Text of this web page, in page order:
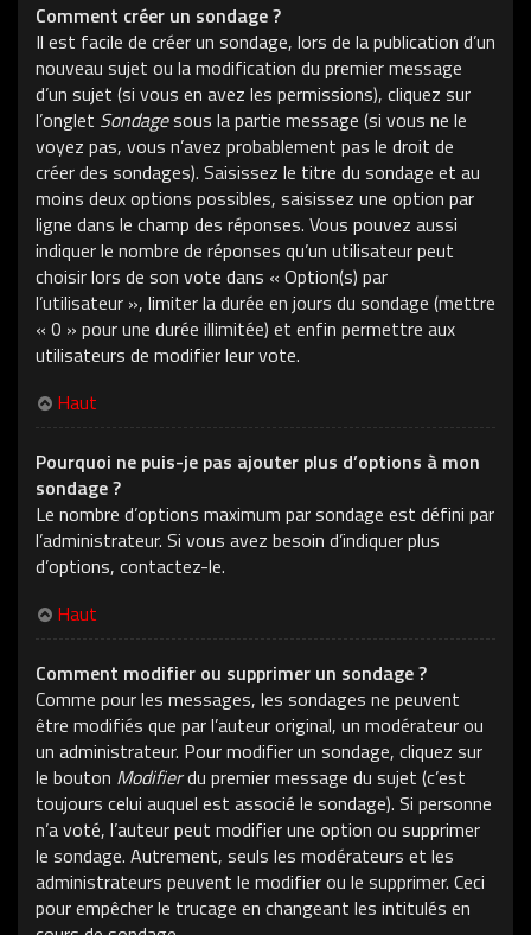
Comment créer un sondage ?
Il est facile de créer un sondage, lors de la publication d’un
nouveau sujet ou la modification du premier message
d’un sujet (si vous en avez les permissions), cliquez sur
l’onglet Sondagesous la partie message (si vous ne le
voyez pas, vous n’avez probablement pas le droit de
créer des sondages). Saisissez le titre du sondage et au
moins deux options possibles, saisissez une option par
ligne dans le champ des réponses. Vous pouvez aussi
indiquer le nombre de réponses qu’un utilisateur peut
choisir lors de son vote dans « Option(s) par
l’utilisateur », limiter la durée en jours du sondage (mettre
« 0 » pour une durée illimitée) et enfin permettre aux
utilisateurs de modifier leur vote.
Haut
Pourquoi ne puis-je pas ajouter plus d’options à mon
sondage ?
Le nombre d’options maximum par sondage est défini par
l’administrateur. Si vous avez besoin d’indiquer plus
d’options, contactez-le.
Haut
Comment modifier ou supprimer un sondage ?
Comme pour les messages, les sondages ne peuvent
être modifiés que par l’auteur original, un modérateur ou
un administrateur. Pour modifier un sondage, cliquez sur
le bouton Modifierdu premier message du sujet (c’est
toujours celui auquel est associé le sondage). Si personne
n’a voté, l’auteur peut modifier une option ou supprimer
le sondage. Autrement, seuls les modérateurs et les
administrateurs peuvent le modifier ou le supprimer. Ceci
pour empêcher le trucage en changeant les intitulés en